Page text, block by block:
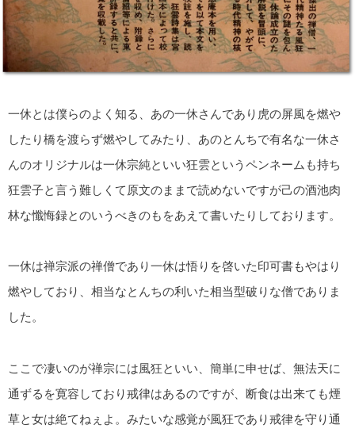
一休とは僕らのよく知る、あの一休さんであり虎の屏風を燃や
したり橋を渡らず燃やしてみたり、あのとんちで有名な一休さ
んのオリジナルは一休宗純といい狂雲というペンネームも持ち
狂雲子と言う難しくて原文のままで読めないですが己の酒池肉
林な懺悔録とのいうべきのもをあえて書いたりしております。
一休は禅宗派の禅僧であり一休は悟りを啓いた印可書もやはり
燃やしており、相当なとんちの利いた相当型破りな僧でありま
した。
ここで凄いのが禅宗には風狂といい、簡単に申せば、無法天に
通ずるを寛容しており戒律はあるのですが、断食は出来ても煙
草と女は絶てねぇよ。みたいな感覚が風狂であり戒律を守り通